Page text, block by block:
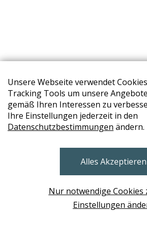
Unsere Webseite verwendet
Tracking Tools um unsere
gemäß Ihren Interessen zu
Ihre Einstellungen jederzeit in den
Datenschutzbestimmungen ändern.
Alles Akzeptieren
Nur notwendige Cookies
Einstellungen
STORES
BRUNN AM GEBIRGE
Design Base & ROLF BENZ
Design Studio Wien